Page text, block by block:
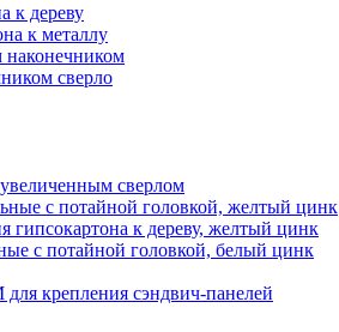
к дереву
к металлу
наконечником
сверло
сверлом
с потайной головкой, желтый цинк
гипсокартона к дереву, желтый цинк
с потайной головкой, белый цинк
крепления сэндвич-панелей